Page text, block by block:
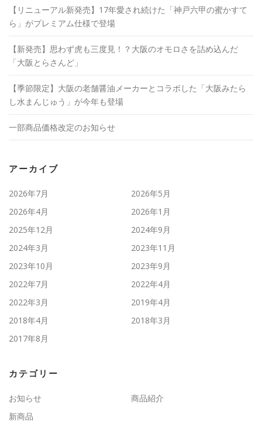
【リニューアル新発売】17年愛され続けた「神戸六甲の蜜かすて
ら」がプレミアム仕様で登場
【新発売】思わず虎も三度見！？大阪のオモロさを詰め込んだ
「大阪とらさんど」
【季節限定】大阪の老舗醤油メーカーとコラボした「大阪みたら
し水まんじゅう」が今年も登場
一部商品価格改定のお知らせ
アーカイブ
2026年7月
2026年5月
2026年4月
2026年1月
2025年12月
2024年9月
2024年3月
2023年11月
2023年10月
2023年9月
2022年7月
2022年4月
2022年3月
2019年4月
2018年4月
2018年3月
2017年8月
カテゴリー
お知らせ
商品紹介
新商品